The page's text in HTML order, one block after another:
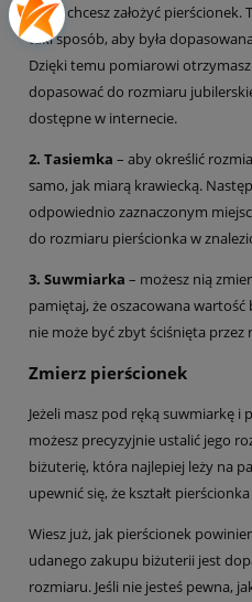
który chcesz założyć
taki sposób, aby była
Dzięki temu pomiarowi
dopasować do rozmiaru
dostępne w internecie.
2. Tasiemka – aby określić
samo, jak miarą krawiecką.
odpowiednio zaznaczonym
do rozmiaru pierścionka w
3. Suwmiarka – możesz nią
pamiętaj, że oszacowana wartość
nie może być zbyt ściśnięta przez
Zmierz pierścionek
Jeżeli masz pod ręką suwmiarkę i
możesz precyzyjnie ustalić jego
biżuterię, która najlepiej leży na
upewnić się, że kształt
Wiesz już, jak pierścionek
udanego zakupu biżuterii jest
rozmiaru. Jeśli nie jesteś pewna,